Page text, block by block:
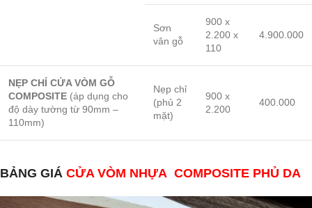
Sơn
vân gỗ
900 x
2.200 x
110
4.900.000
NẸP CHỈ CỬA VÒM GỖ
COMPOSITE (áp dụng cho
độ dày tường từ 90mm –
110mm)
Nẹp chỉ
(phủ 2
mặt)
900 x
2.200
400.000
BẢNG GIÁ CỬA VÒM NHỰA COMPOSITE PHỦ DA